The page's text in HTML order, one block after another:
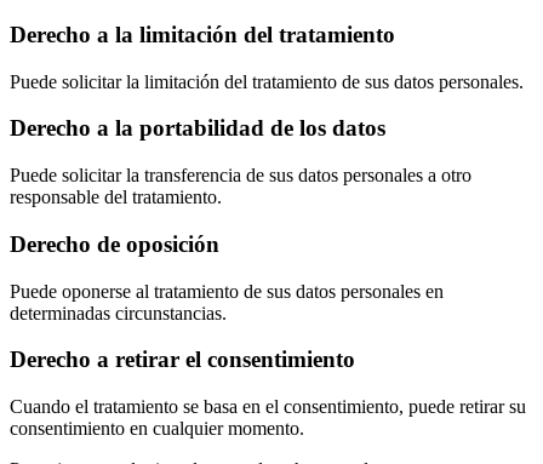
Derecho a la limitación del tratamiento
Puede solicitar la limitación del tratamiento de sus datos personales.
Derecho a la portabilidad de los datos
Puede solicitar la transferencia de sus datos personales a otro
responsable del tratamiento.
Derecho de oposición
Puede oponerse al tratamiento de sus datos personales en
determinadas circunstancias.
Derecho a retirar el consentimiento
Cuando el tratamiento se basa en el consentimiento, puede retirar su
consentimiento en cualquier momento.